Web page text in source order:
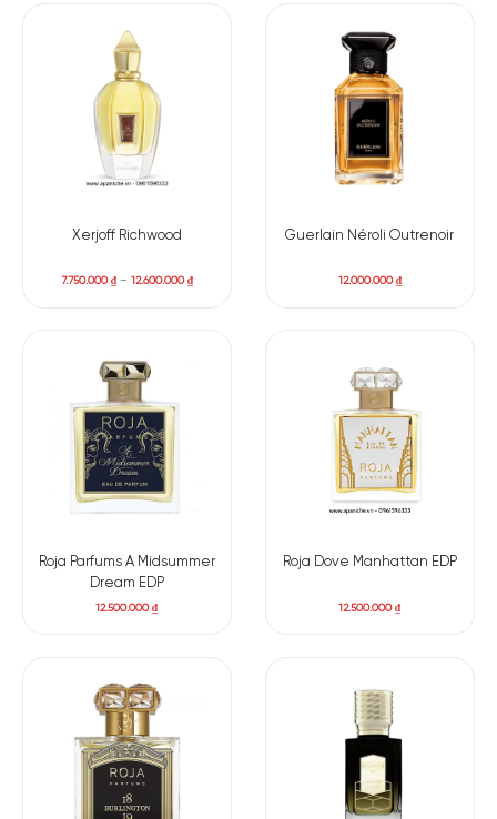
Xerjoff Richwood
7.750.000₫– 12.600.000₫
Guerlain Néroli Outrenoir
12.000.000₫
Roja Parfums A Midsummer
Dream EDP
12.500.000₫
Roja Dove Manhattan EDP
12.500.000₫